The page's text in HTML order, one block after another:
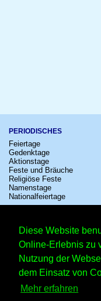
Diese Website
Online-Erlebnis zu
Nutzung der
dem Einsatz von
Mehr erfahren
PERIODISCHES
Feiertage
Gedenktage
Aktionstage
Feste und Bräuche
Religiöse Feste
Namenstage
Nationalfeiertage
Kinostarts
Festivals
Fußball
Comedy
Shows